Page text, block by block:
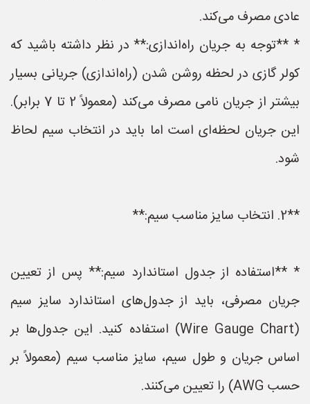
عادی مصرف می‌کند.
* **توجه به جریان راه‌اندازی:** در نظر داشته باشید که
کولر گازی در لحظه روشن شدن (راه‌اندازی) جریانی بسیار
بیشتر از جریان نامی مصرف می‌کند (معمولاً 2 تا 7 برابر).
این جریان لحظه‌ای است اما باید در انتخاب سیم لحاظ
شود.
**2. انتخاب سایز مناسب سیم:**
* **استفاده از جدول استاندارد سیم:** پس از تعیین
جریان مصرفی، باید از جدول‌های استاندارد سایز سیم
(Wire Gauge Chart) استفاده کنید. این جدول‌ها بر
اساس جریان و طول سیم، سایز مناسب سیم (معمولاً بر
حسب AWG) را تعیین می‌کنند.